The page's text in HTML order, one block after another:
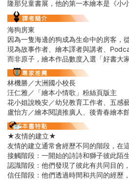
隆那兒童書展，他的第一本繪本是《小
海狗房東
因為一隻海邊的狗成為生命中的房客，
現為故事作者、繪本譯者與講者、
而非原子，繪本作品數度入選「好書大
林機勝／大洲國小校長
汪仁雅／「繪本小情歌」粉絲頁版主
花小姐說晚安／幼兒教育工作者、五感
盧怡方／繪本閱讀推廣人、後青春繪本
★友情的建立★
友情的建立通常會經歷不同的階段，在
接觸階段：一開始的詩詩和獅子彼此陌
認識階段：他們發現了彼此有共同目的
信任階段：他們透過時間和共同的經歷